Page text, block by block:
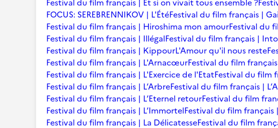
Festival du film français | Et si on vivait tous ensemble ?
FOCUS: SEREBRENNIKOV | L'ÉtéFestival du film français |
Festival du film français | Hiroshima mon amourFestival du
Festival du film français | IllégalFestival du film français |
Festival du film français | KippourL'Amour qu'il nous reste
Festival du film français | L'ArnacœurFestival du film
Festival du film français | L'Exercice de l'EtatFestival du film
Festival du film français | L’ArbreFestival du film français |
Festival du film français | L’Eternel retourFestival du film
Festival du film français | L’ImmortelFestival du film français
Festival du film français | La DélicatesseFestival du film